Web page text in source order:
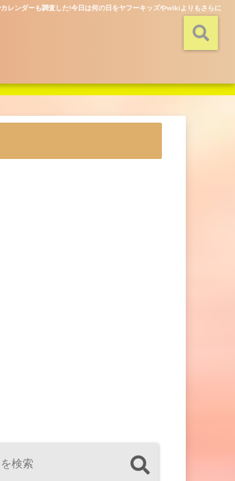
ンダーも調査した!今日は何の日をヤフーキッズやwikiよりもさらに